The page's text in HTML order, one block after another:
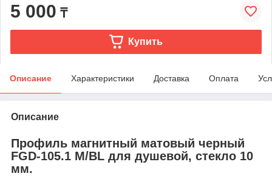
5 000 ₸
Купить
Описание Характеристики Доставка Оплата
Описание
Профиль магнитный матовый черный
FGD-105.1 M/BL для душевой, стекло 10
мм.